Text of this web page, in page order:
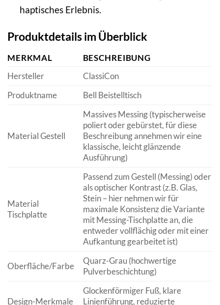
haptisches Erlebnis.
Produktdetails im Überblick
MERKMAL
BESCHREIBUNG
Hersteller
ClassiCon
Produktname
Bell Beistelltisch
Material Gestell
Massives Messing (typischerweise
poliert oder gebürstet, für diese
Beschreibung annehmen wir eine
klassische, leicht glänzende
Ausführung)
Material
Tischplatte
Passend zum Gestell (Messing) oder
als optischer Kontrast (z.B. Glas,
Stein – hier nehmen wir für
maximale Konsistenz die Variante
mit Messing-Tischplatte an, die
entweder vollflächig oder mit einer
Aufkantung gearbeitet ist)
Oberfläche/Farbe
Quarz-Grau (hochwertige
Pulverbeschichtung)
Design-Merkmale
Glockenförmiger Fuß, klare
Linienführung, reduzierte